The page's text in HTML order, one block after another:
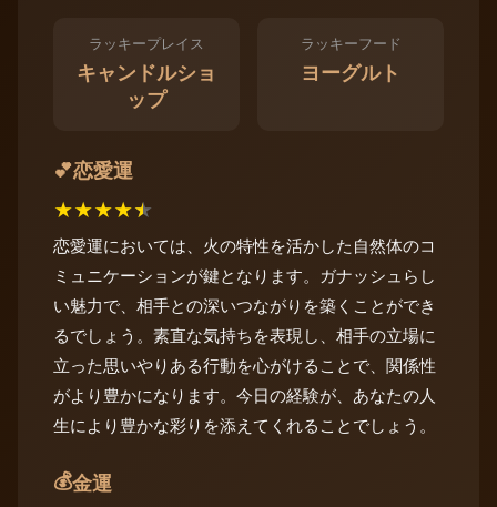
ラッキープレイス
キャンドルショ
ップ
ラッキーフード
ヨーグルト
💕恋愛運
★★★★★
恋愛運においては、火の特性を活かした自然体のコ
ミュニケーションが鍵となります。ガナッシュらし
い魅力で、相手との深いつながりを築くことができ
るでしょう。素直な気持ちを表現し、相手の立場に
立った思いやりある行動を心がけることで、関係性
がより豊かになります。今日の経験が、あなたの人
生により豊かな彩りを添えてくれることでしょう。
💰金運